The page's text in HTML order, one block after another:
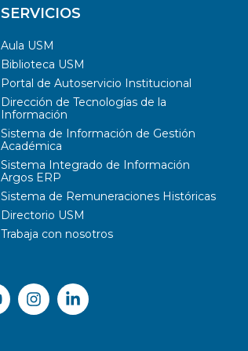
SERVICIOS
Aula USM
Biblioteca USM
Portal de Autoservicio Institucional
Dirección de Tecnologías de la
Información
Sistema de Información de Gestión
Académica
Sistema Integrado de Información
Argos ERP
Sistema de Remuneraciones Históricas
Directorio USM
Trabaja con nosotros